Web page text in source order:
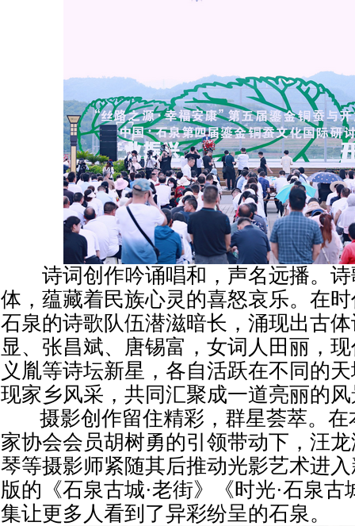
诗词创作吟诵唱和，声名远播。诗
体，蕴藏着民族心灵的喜怒哀乐。在
石泉的诗歌队伍潜滋暗长，涌现出古
显、张昌斌、唐锡富，女词人田丽，
义胤等诗坛新星，各自活跃在不同的
现家乡风采，共同汇聚成一道亮丽的
摄影创作留住精彩，群星荟萃。在
家协会会员胡树勇的引领带动下，汪
琴等摄影师紧随其后推动光影艺术进
版的《石泉古城·老街》《时光·石泉
集让更多人看到了异彩纷呈的石泉。